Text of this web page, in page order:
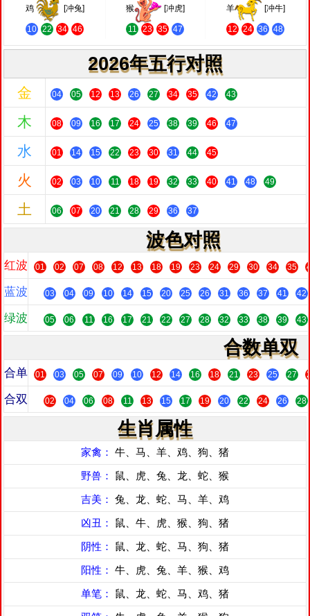
鸡 [冲兔]
10 22 34 46
猴 [冲虎]
11 23 35 47
羊 [冲牛]
12 24 36 48
2026年五行对照
金 04 05 12 13 26 27 34 35 42 43
木 08 09 16 17 24 25 38 39 46 47
水 01 14 15 22 23 30 31 44 45
火 02 03 10 11 18 19 32 33 40 41 48 49
土 06 07 20 21 28 29 36 37
波色对照
红波 01 02 07 08 12 13 18 19 23 24 29 30 34 35
蓝波 03 04 09 10 14 15 20 25 26 31 36 37 41 42
绿波 05 06 11 16 17 21 22 27 28 32 33 38 39 43
合数单双
合单 01 03 05 07 09 10 12 14 16 18 21 23 25 27
合双 02 04 06 08 11 13 15 17 19 20 22 24 26 28
生肖属性
家禽： 牛、马、羊、鸡、狗、猪
野兽： 鼠、虎、兔、龙、蛇、猴
吉美： 兔、龙、蛇、马、羊、鸡
凶丑： 鼠、牛、虎、猴、狗、猪
阴性： 鼠、龙、蛇、马、狗、猪
阳性： 牛、虎、兔、羊、猴、鸡
单笔： 鼠、龙、蛇、马、鸡、猪